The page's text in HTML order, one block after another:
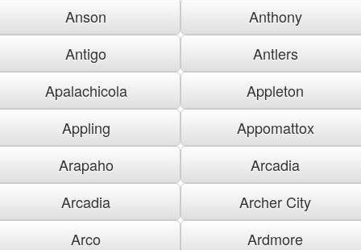
Anson
Anthony
Antigo
Antlers
Apalachicola
Appleton
Appling
Appomattox
Arapaho
Arcadia
Arcadia
Archer City
Arco
Ardmore